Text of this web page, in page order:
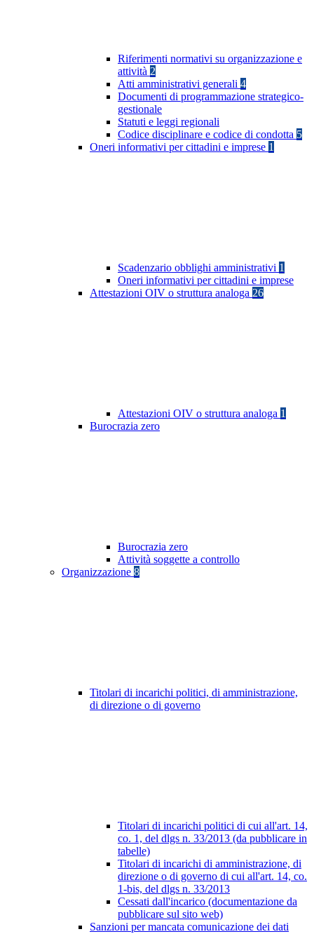
Riferimenti normativi su organizzazione e
attività 2
Atti amministrativi generali 4
Documenti di programmazione strategico-
gestionale
Statuti e leggi regionali
Codice disciplinare e codice di condotta 5
Oneri informativi per cittadini e imprese 1
Scadenzario obblighi amministrativi 1
Oneri informativi per cittadini e imprese
Attestazioni OIV o struttura analoga 26
Attestazioni OIV o struttura analoga 1
Burocrazia zero
Burocrazia zero
Attività soggette a controllo
Organizzazione 8
Titolari di incarichi politici, di amministrazione,
di direzione o di governo
Titolari di incarichi politici di cui all'art. 14,
co. 1, del dlgs n. 33/2013 (da pubblicare in
tabelle)
Titolari di incarichi di amministrazione, di
direzione o di governo di cui all'art. 14, co.
1-bis, del dlgs n. 33/2013
Cessati dall'incarico (documentazione da
pubblicare sul sito web)
Sanzioni per mancata comunicazione dei dati